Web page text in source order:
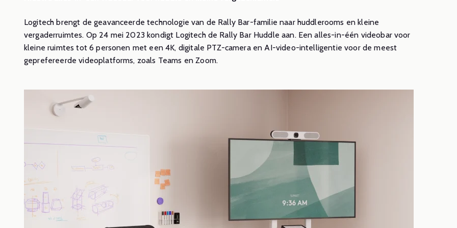
Logitech brengt de geavanceerde technologie van de Rally Bar-familie naar huddlerooms en kleine
vergaderruimtes. Op 24 mei 2023 kondigt Logitech de Rally Bar Huddle aan. Een alles-in-één videobar voor
kleine ruimtes tot 6 personen met een 4K, digitale PTZ-camera en AI-video-intelligentie voor de meest
geprefereerde videoplatforms, zoals Teams en Zoom.
voor effectieve
meetings
Lees meer
Lees meer